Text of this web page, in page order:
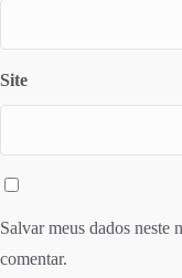
Site
Salvar meus dados neste
comentar.